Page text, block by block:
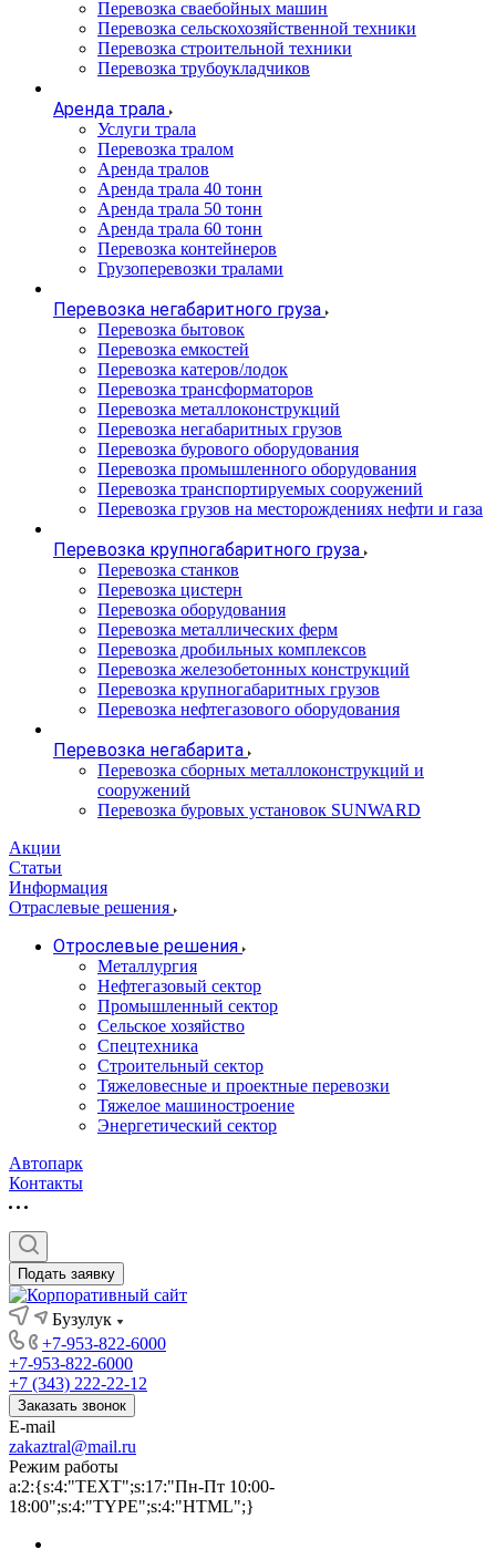
Перевозка сваебойных машин
Перевозка сельскохозяйственной техники
Перевозка строительной техники
Перевозка трубоукладчиков
Аренда трала
Услуги трала
Перевозка тралом
Аренда тралов
Аренда трала 40 тонн
Аренда трала 50 тонн
Аренда трала 60 тонн
Перевозка контейнеров
Грузоперевозки тралами
Перевозка негабаритного груза
Перевозка бытовок
Перевозка емкостей
Перевозка катеров/лодок
Перевозка трансформаторов
Перевозка металлоконструкций
Перевозка негабаритных грузов
Перевозка бурового оборудования
Перевозка промышленного оборудования
Перевозка транспортируемых сооружений
Перевозка грузов на месторождениях нефти и газа
Перевозка крупногабаритного груза
Перевозка станков
Перевозка цистерн
Перевозка оборудования
Перевозка металлических ферм
Перевозка дробильных комплексов
Перевозка железобетонных конструкций
Перевозка крупногабаритных грузов
Перевозка нефтегазового оборудования
Перевозка негабарита
Перевозка сборных металлоконструкций и
сооружений
Перевозка буровых установок SUNWARD
Акции
Статьи
Информация
Отраслевые решения
Отрослевые решения
Металлургия
Нефтегазовый сектор
Промышленный сектор
Сельское хозяйство
Спецтехника
Строительный сектор
Тяжеловесные и проектные перевозки
Тяжелое машиностроение
Энергетический сектор
Автопарк
Контакты
Подать заявку
Бузулук
+7-953-822-6000
+7-953-822-6000
+7 (343) 222-22-12
Заказать звонок
E-mail
zakaztral@mail.ru
Режим работы
a:2:{s:4:"TEXT";s:17:"Пн-Пт 10:00-
18:00";s:4:"TYPE";s:4:"HTML";}